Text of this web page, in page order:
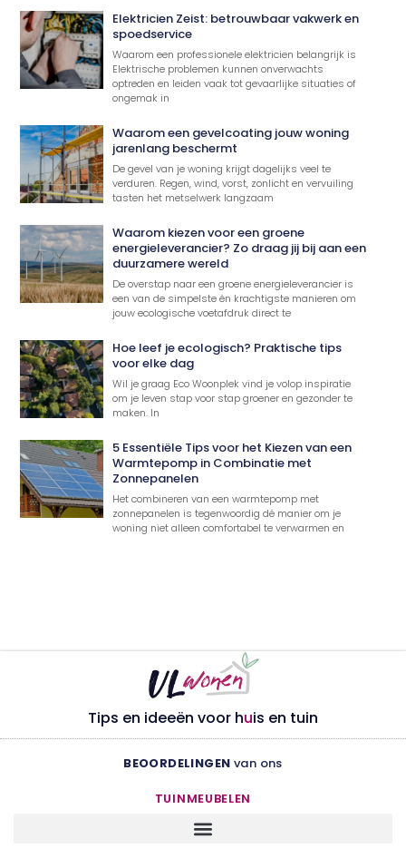
Elektricien Zeist: betrouwbaar vakwerk en
spoedservice
Waarom een professionele elektricien belangrijk is
Elektrische problemen kunnen onverwachts
optreden en leiden vaak tot gevaarlijke situaties of
ongemak in
Waarom een gevelcoating jouw woning
jarenlang beschermt
De gevel van je woning krijgt dagelijks veel te
verduren. Regen, wind, vorst, zonlicht en vervuiling
tasten het metselwerk langzaam
Waarom kiezen voor een groene
energieleverancier? Zo draag jij bij aan een
duurzamere wereld
De overstap naar een groene energieleverancier is
een van de simpelste én krachtigste manieren om
jouw ecologische voetafdruk direct te
Hoe leef je ecologisch? Praktische tips
voor elke dag
Wil je graag Eco Woonplek vind je volop inspiratie
om je leven stap voor stap groener en gezonder te
maken. In
5 Essentiële Tips voor het Kiezen van een
Warmtepomp in Combinatie met
Zonnepanelen
Het combineren van een warmtepomp met
zonnepanelen is tegenwoordig dé manier om je
woning niet alleen comfortabel te verwarmen en
Tips en ideeën voor huis en tuin
BEOORDELINGEN van ons
TUINMEUBELEN